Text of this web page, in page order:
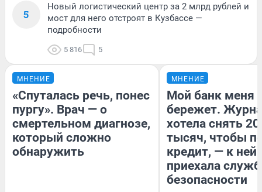
5
Новый логистический центр за 2 млрд рублей и
мост для него отстроят в Кузбассе —
подробности
5 816 5
МНЕНИЕ
«Спуталась речь, понес
пургу». Врач — о
смертельном диагнозе,
который сложно
обнаружить
МНЕНИЕ
Мой банк меня
бережет.
хотела снять
тысяч, чтобы
кредит, — к
приехала
безопасности